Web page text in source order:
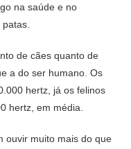
na saúde e no
de cães quanto de
a do ser humano. Os
hertz, já os felinos
hertz, em média.
ouvir muito mais do que